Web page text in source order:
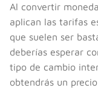
Al convertir
aplican las tarifas
que suelen ser
deberías esperar
tipo de cambio
obtendrás un